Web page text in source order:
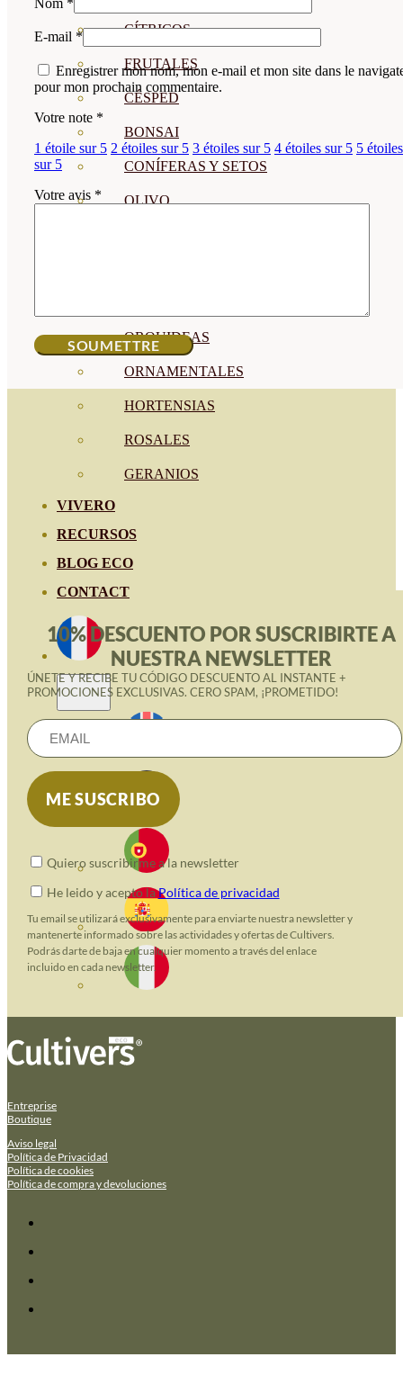
CÍTRICOS
FRUTALES
CÉSPED
BONSAI
CONÍFERAS Y SETOS
OLIVO
ORQUIDEAS
ORNAMENTALES
HORTENSIAS
ROSALES
GERANIOS
VIVERO
RECURSOS
BLOG ECO
CONTACT
E-mail *
Enregistrer mon nom, mon e-mail et mon site dans le
pour mon prochain commentaire.
Votre note *
1 étoile sur 5 2 étoiles sur 5 3 étoiles sur 5 4 étoiles sur 5 5 étoiles
sur 5
Votre avis *
10% DESCUENTO POR SUSCRIBIRTE A
NUESTRA NEWSLETTER
ÚNETE Y RECIBE TU CÓDIGO DESCUENTO AL INSTANTE +
PROMOCIONES EXCLUSIVAS. CERO SPAM, ¡PROMETIDO!
Quiero suscribirme a la newsletter
He leido y acepto laPolítica de privacidad
Tu email se utilizará exclusivamente para enviarte nuestra newsletter y
mantenerte informado sobre las actividades y ofertas de Cultivers.
Podrás darte de baja en cualquier momento a través del enlace
incluido en cada newsletter.
Entreprise
Boutique
Aviso legal
Política de Privacidad
Política de cookies
Política de compra y devoluciones